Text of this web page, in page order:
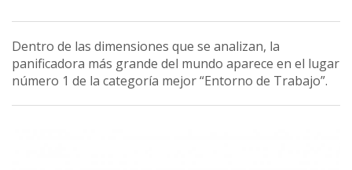
Dentro de las dimensiones que se analizan, la
panificadora más grande del mundo aparece en el lugar
número 1 de la categoría mejor “Entorno de Trabajo”.